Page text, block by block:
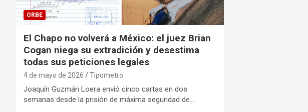
ORBE
El Chapo no volverá a México: el juez Brian
Cogan niega su extradición y desestima
todas sus peticiones legales
4 de mayo de 2026 Tipometro
Joaquín Guzmán Loera envió cinco cartas en dos
semanas desde la prisión de máxima seguridad de…